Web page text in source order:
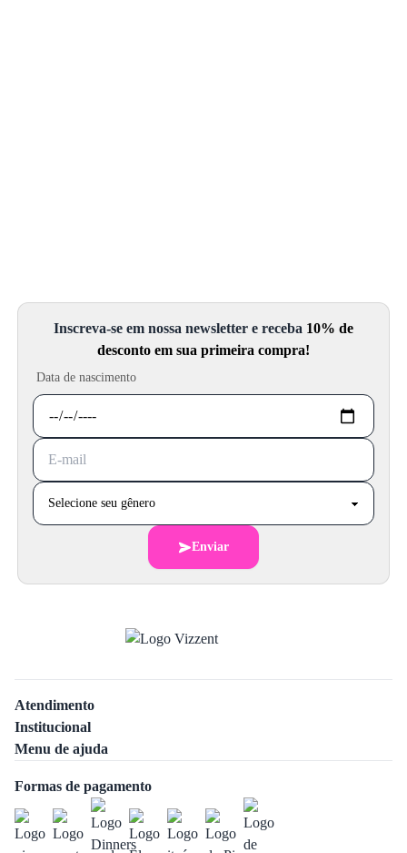
Inscreva-se em nossa newsletter e receba 10% de
desconto em sua primeira compra!
Data de nascimento
Enviar
Atendimento
Institucional
Menu de ajuda
Formas de pagamento